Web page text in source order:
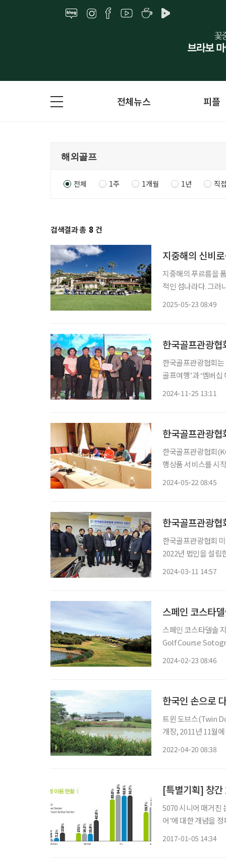
전체뉴스 피플
전체 1주 1개월 1년 직
검색결과 총 8 건
지중해의 신비
지중해의 푸르름을
적인 섬나라다. 그러나
2025-05-23 08:49
한국골프관광
한국골프관광협회
골프여행’과 ‘멤버
2024-11-25 13:11
한국골프관광
한국골프관광협회
행상품 서비스를 시
2024-05-22 08:45
한국골프관광협
한국골프관광협회
2022년 법인을 설립
2024-03-11 14:57
스페인 코스타
스페인 코스타델솔
Golf Course
2024-02-23 08:46
한국인 손으로
트윈 도브스(Twin
개장, 2011년 11월
2022-04-20 08:38
[특별기획] 창간
5070 시니어 매거진
어’에 대한 개념을
2017-01-05 14:34